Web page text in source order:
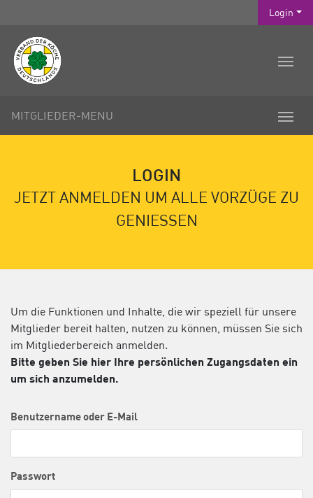
Login
MITGLIEDER-MENU
LOGIN
JETZT ANMELDEN UM ALLE VORZÜGE ZU
GENIESSEN
Um die Funktionen und Inhalte, die wir speziell für unsere
Mitglieder bereit halten, nutzen zu können, müssen Sie sich
im Mitgliederbereich anmelden.
Bitte geben Sie hier Ihre persönlichen Zugangsdaten ein
um sich anzumelden.
Benutzername oder E-Mail
Passwort